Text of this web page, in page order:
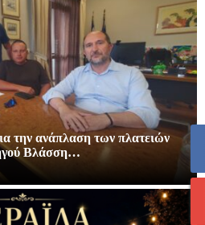
την ανάπλαση των πλατειών
Βλάσση…